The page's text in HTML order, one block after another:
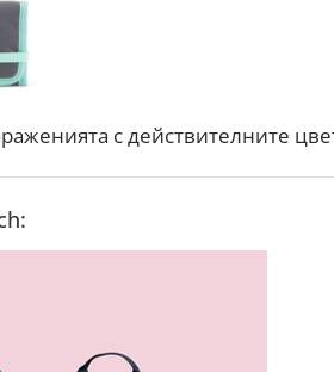
с действителните